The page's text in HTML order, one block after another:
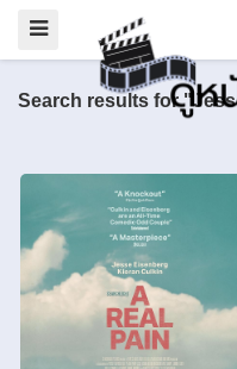
Search results for